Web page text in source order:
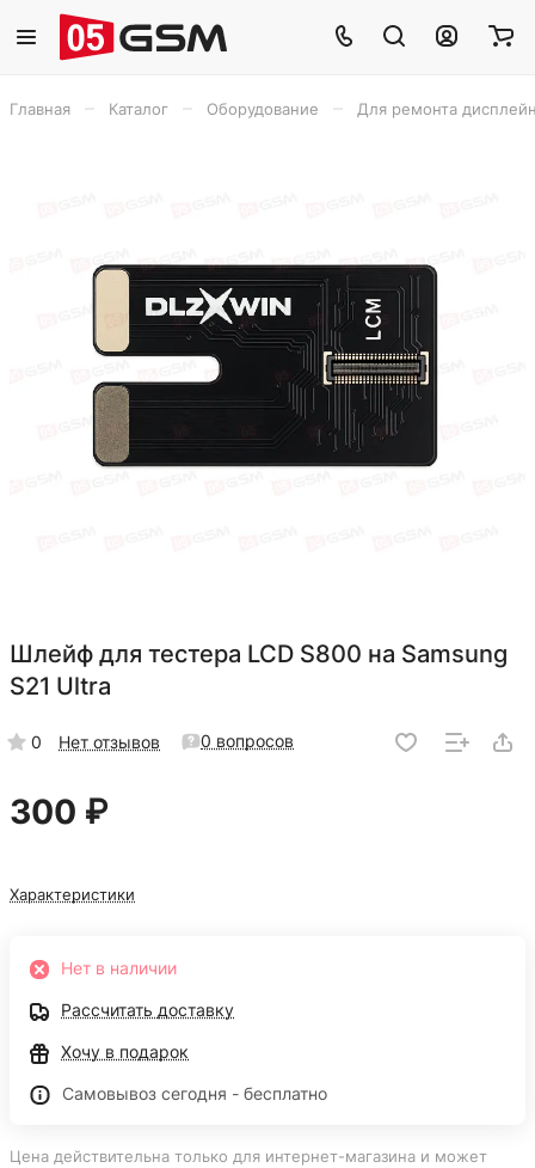
Главная Каталог Оборудование Для ремонта
Шлейф для тестера LCD S800 на Samsung
S21 Ultra
0 Нет отзывов 0 вопросов
300 ₽
Характеристики
Нет в наличии
Рассчитать доставку
Хочу в подарок
Самовывоз сегодня - бесплатно
Цена действительна только для интернет-магазина и может